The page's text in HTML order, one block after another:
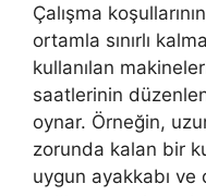
Çalışma
ortamla sınırlı
kullanılan
saatlerinin
oynar. Örneğin,
zorunda kalan bir
uygun ayakkabı ve